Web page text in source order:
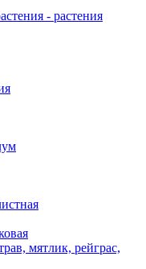
- растения
мятлик, рейграс,